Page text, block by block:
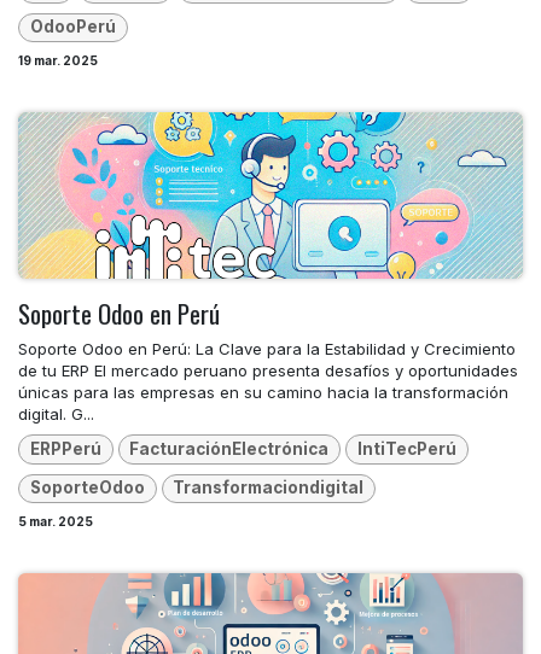
OdooPerú
19 mar. 2025
Soporte Odoo en Perú
Soporte Odoo en Perú: La Clave para la Estabilidad y Crecimiento
de tu ERP El mercado peruano presenta desafíos y oportunidades
únicas para las empresas en su camino hacia la transformación
digital. G...
ERPPerú
FacturaciónElectrónica IntiTecPerú
SoporteOdoo Transformaciondigital
5 mar. 2025